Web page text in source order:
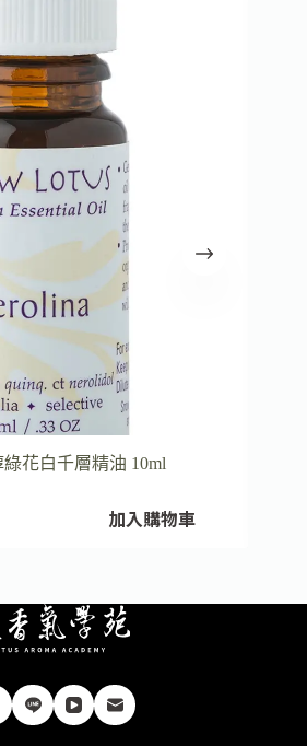
花白千層精油 10ml
加入購物車